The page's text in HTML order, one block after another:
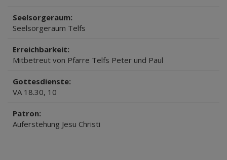
Seelsorgeraum:
Seelsorgeraum Telfs
Erreichbarkeit:
Mitbetreut von Pfarre Telfs Peter und Paul
Gottesdienste:
VA 18.30, 10
Patron:
Auferstehung Jesu Christi